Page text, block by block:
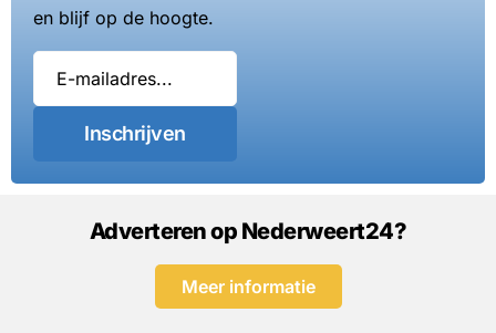
en blijf op de hoogte.
Inschrijven
Adverteren op Nederweert24?
Meer informatie